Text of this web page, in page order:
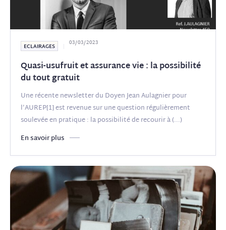
ECLAIRAGES 03/03/2023
Quasi-usufruit et assurance vie : la possibilité
du tout gratuit
Une récente newsletter du Doyen Jean Aulagnier pour
l’AUREP[1] est revenue sur une question régulièrement
soulevée en pratique : la possibilité de recourir à(...)
En savoir plus